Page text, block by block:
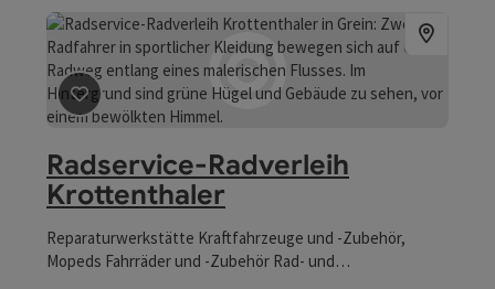
Beitrag merken : Radservice-Radverleih Krottenthaler
Radservice-Radverleih
Krottenthaler
Reparaturwerkstätte Kraftfahrzeuge und -Zubehör,
Mopeds Fahrräder und -Zubehör Rad- und